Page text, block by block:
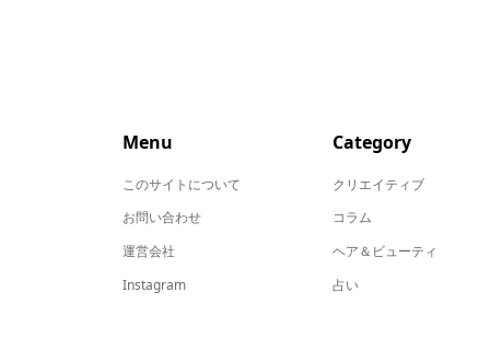
Menu
このサイトについて
お問い合わせ
運営会社
Instagram
Category
クリエイティブ
コラム
ヘア＆ビューティ
占い